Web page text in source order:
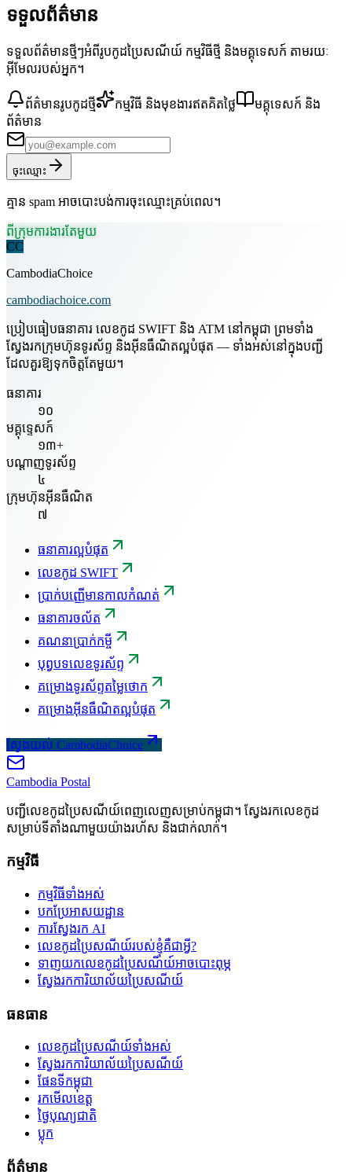
ទទួលព័ត៌មាន
ទទួលព័ត៌មានថ្មីៗអំពីរូបកូដប្រៃសណីយ៍ កម្មវិធីថ្មី និងមគ្គុទេសក៍ តាមរយៈ
អ៊ីមែលរបស់អ្នក។
ព័ត៌មានរូបកូដថ្មី កម្មវិធី និងមុខងារឥតគិតថ្លៃ
មគ្គុទេសក៍ និង
ព័ត៌មាន
ចុះឈ្មោះ
គ្មាន spam អាចបោះបង់ការចុះឈ្មោះគ្រប់ពេល។
ពីក្រុមការងារតែមួយ
CC
CambodiaChoice
cambodiachoice.com
ប្រៀបធៀបធនាគារ លេខកូដ SWIFT និង ATM នៅកម្ពុជា ព្រមទាំង
ស្វែងរកក្រុមហ៊ុនទូរស័ព្ទ និងអ៊ីនធឺណិតល្អបំផុត — ទាំងអស់នៅក្នុងបញ្ជី
ដែលគួរឱ្យទុកចិត្តតែមួយ។
ធនាគារ
១០
មគ្គុទ្ទេសក៍
១៣+
បណ្តាញទូរស័ព្ទ
៤
ក្រុមហ៊ុនអ៊ីនធឺណិត
៧
ធនាគារល្អបំផុត
លេខកូដ SWIFT
ប្រាក់បញ្ញើមានកាលកំណត់
ធនាគារចល័ត
គណនាប្រាក់កម្ចី
បុព្វបទលេខទូរស័ព្ទ
គម្រោងទូរស័ព្ទតម្លៃថោក
គម្រោងអ៊ីនធឺណិតល្អបំផុត
ស្វែងយល់ CambodiaChoice
Cambodia Postal
បញ្ជីលេខកូដប្រៃសណីយ៍ពេញលេញសម្រាប់កម្ពុជា។ ស្វែងរកលេខកូដ
សម្រាប់ទីតាំងណាមួយយ៉ាងរហ័ស និងជាក់លាក់។
កម្មវិធី
កម្មវិធីទាំងអស់
បកប្រែអាសយដ្ឋាន
ការស្វែងរក AI
លេខកូដប្រៃសណីយ៍របស់ខ្ញុំគឺជាអ្វី?
ទាញយកលេខកូដប្រៃសណីយ៍អាចបោះពុម្ភ
ស្វែងរកការិយាល័យប្រៃសណីយ៍
ធនធាន
លេខកូដប្រៃសណីយ៍ទាំងអស់
ស្វែងរកការិយាល័យប្រៃសណីយ៍
ផែនទីកម្ពុជា
រកមើលខេត្ត
ថ្ងៃបុណ្យជាតិ
ប្លុក
ព័ត៌មាន